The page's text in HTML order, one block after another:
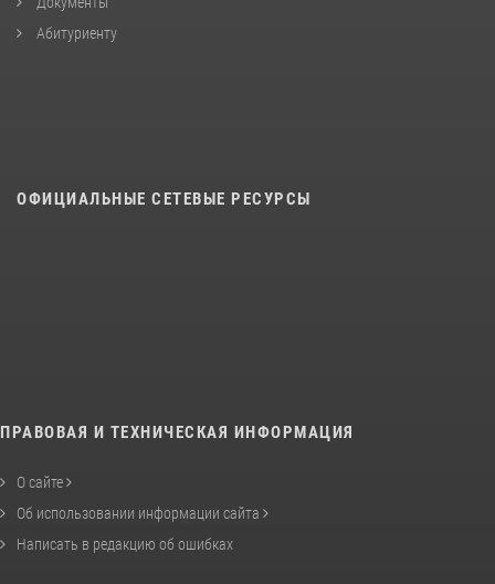
Абитуриенту
ОФИЦИАЛЬНЫЕ СЕТЕВЫЕ РЕСУРСЫ
ПРАВОВАЯ И ТЕХНИЧЕСКАЯ ИНФОРМАЦИЯ
О сайте
Об использовании информации сайта
Написать в редакцию об ошибках